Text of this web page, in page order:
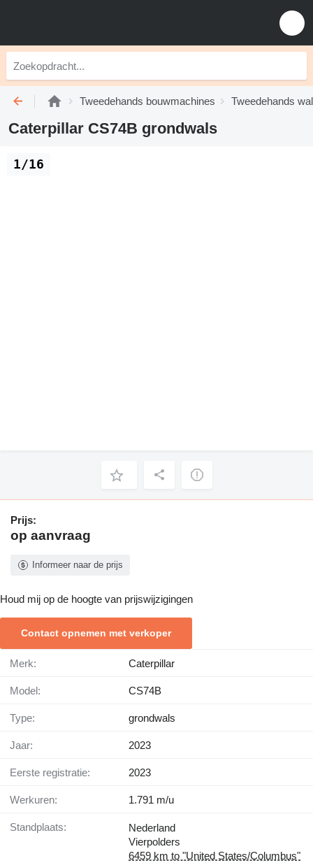
Tweedehands bouwmachines Tweedehands
Caterpillar CS74B grondwals
1/16
Prijs:
op aanvraag
Informeer naar de prijs
Houd mij op de hoogte van prijswijzigingen
Contact opnemen met verkoper
Merk: Caterpillar
Model: CS74B
Type: grondwals
Jaar: 2023
Eerste registratie: 2023
Werkuren: 1.791 m/u
Standplaats:
Nederland
Vierpolders
6459 km to "United States/Columbus"